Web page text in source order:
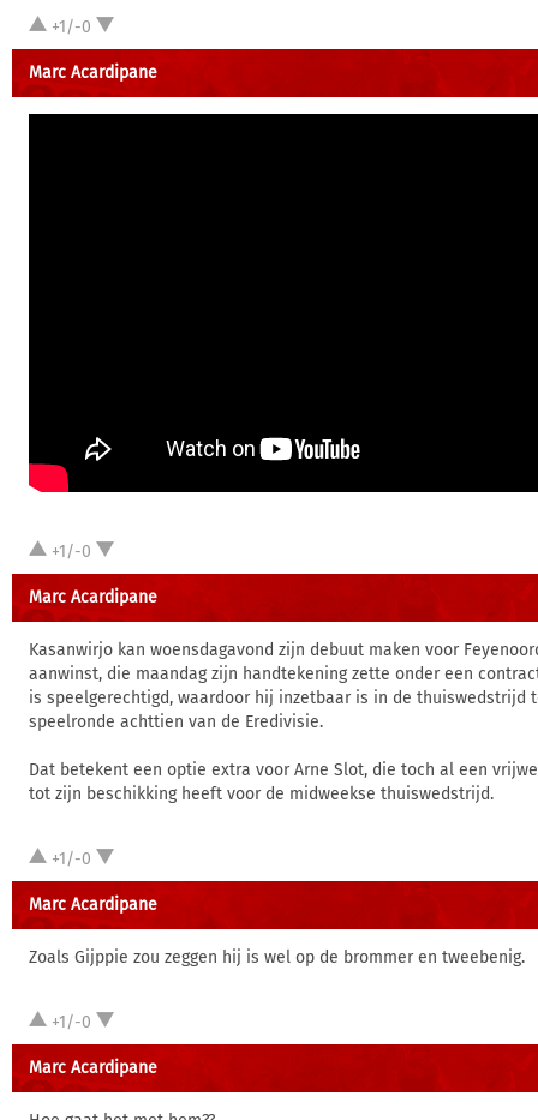
+1/-0
Marc Acardipane
+1/-0
Marc Acardipane
Kasanwirjo kan woensdagavond zijn debuut maken voor
aanwinst, die maandag zijn handtekening zette onder een
is speelgerechtigd, waardoor hij inzetbaar is in de thuiswedstrijd
speelronde achttien van de Eredivisie.
Dat betekent een optie extra voor Arne Slot, die toch al een
tot zijn beschikking heeft voor de midweekse thuiswedstrijd.
+1/-0
Marc Acardipane
Zoals Gijppie zou zeggen hij is wel op de brommer en tweebenig.
+1/-0
Marc Acardipane